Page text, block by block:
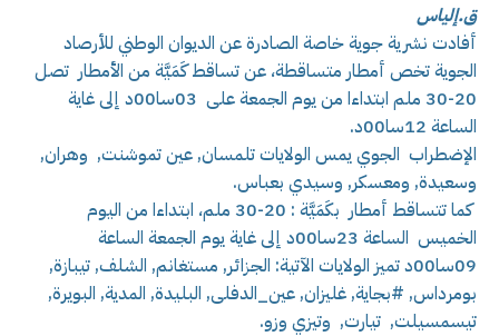
ق.إلياس
أفادت نشرية جوية خاصة الصادرة عن الديوان الوطني للأرصاد
الجوية تخص أمطار متساقطة، عن تساقط كَمَيَّة من الأمطار تصل
20-30 ملم ابتداءا من يوم الجمعة على 03سا00د إلى غاية
الساعة 12سا00د.
الإضطراب الجوي يمس الولايات تلمسان, عين تموشنت, وهران,
وسعيدة, ومعسكر, وسيدي بعباس.
كما تتساقط أمطار بكَمَيَّة : 20-30 ملم، ابتداءا من اليوم
الخميس الساعة 23سا00د إلى غاية يوم الجمعة الساعة
09سا00د تميز الولايات الآتية: الجزائر, مستغانم, الشلف, تيبازة,
بومرداس, #بجاية, غليزان, عين_الدفلى, البليدة, المدية, البويرة,
تيسمسيلت, تيارت, وتيزي وزو.